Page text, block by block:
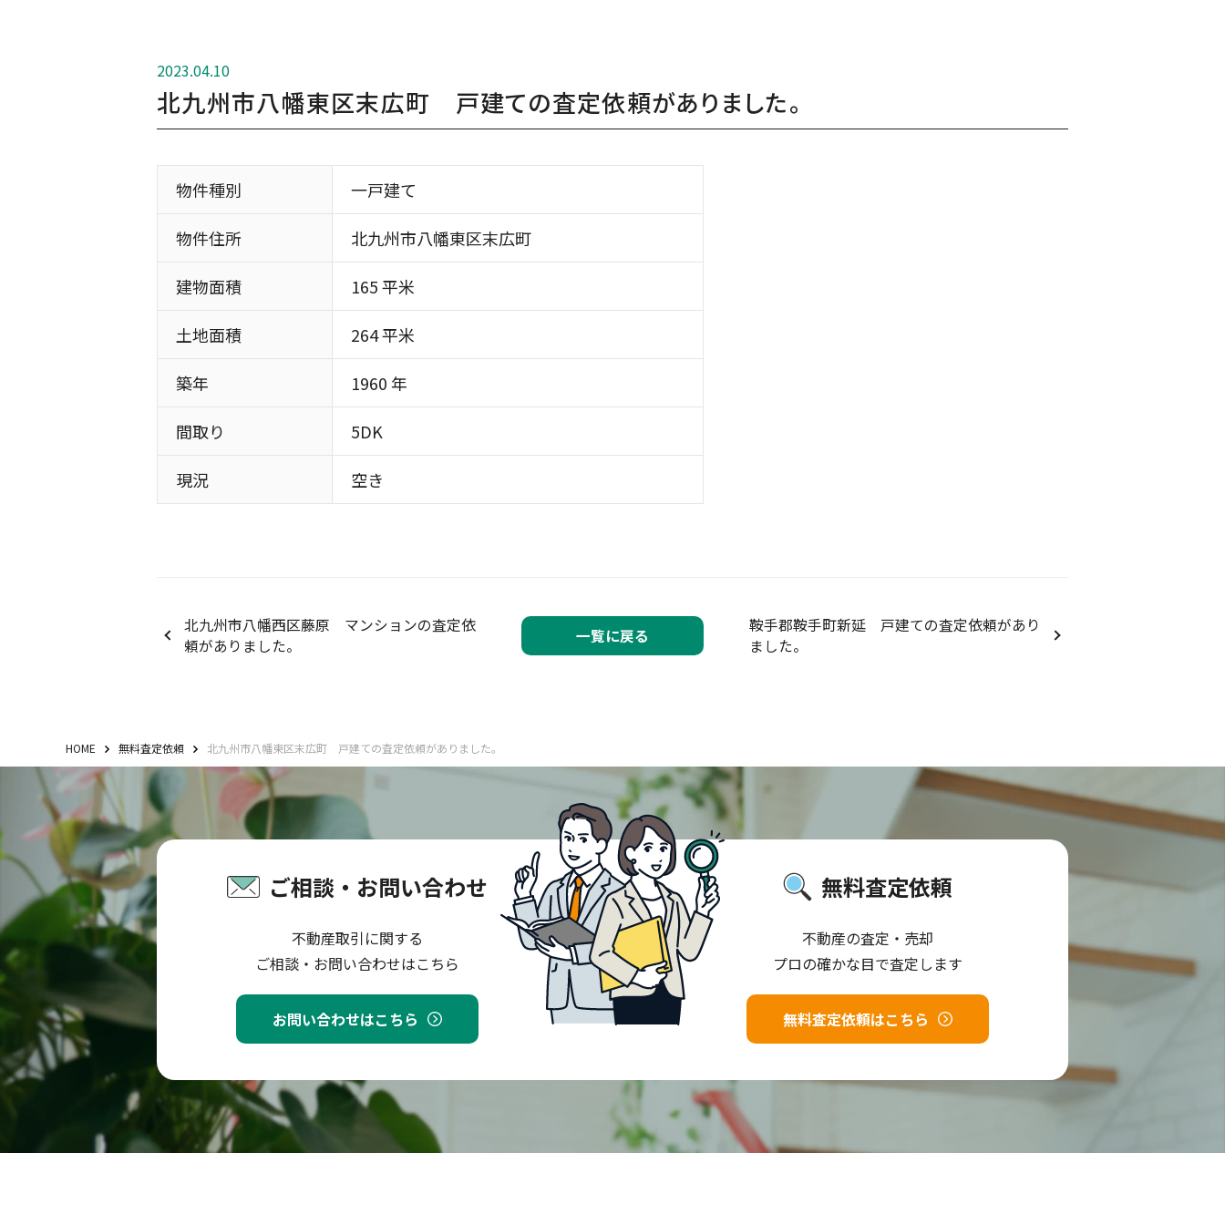
2023.04.10
北九州市八幡東区末広町 戸建ての査定依頼がありました。
物件種別 一戸建て
物件住所 北九州市八幡東区末広町
建物面積 165 平米
土地面積 264 平米
築年 1960 年
間取り 5DK
現況 空き
北九州市八幡西区藤原 マンションの査定依
頼がありました。
一覧に戻る
鞍手郡鞍手町新延 戸建ての査定依頼があり
ました。
HOME 無料査定依頼 北九州市八幡東区末広町 戸建ての査定依頼がありました。
ご相談・お問い合わせ
不動産取引に関する
ご相談・お問い合わせはこちら
お問い合わせはこちら
無料査定依頼
不動産の査定・売却
プロの確かな目で査定します
無料査定依頼はこちら